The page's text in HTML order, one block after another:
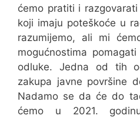
ćemo pratiti i
koji imaju poteškoće u
razumijemo, ali mi
mogućnostima
odluke. Jedna od tih
zakupa javne površine
Nadamo se da će do
ćemo u 2021.